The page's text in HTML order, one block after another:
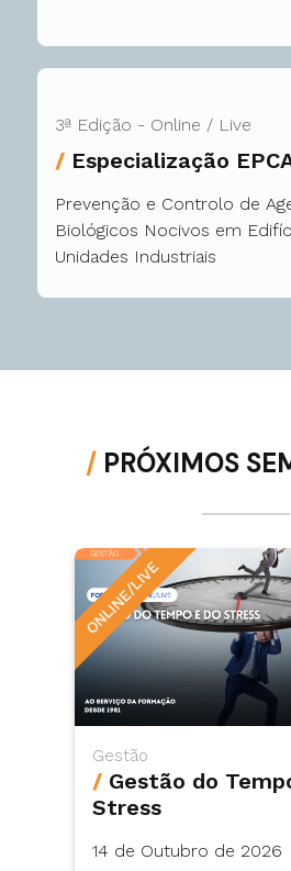
3ª Edição - Online / Live
/ Especialização
Prevenção e Controlo de
Biológicos Nocivos em
Unidades Industriais
/ PRÓXIMOS
ONLINE/LIVE
Gestão
/ Gestão do
Stress
14 de Outubro de 2026